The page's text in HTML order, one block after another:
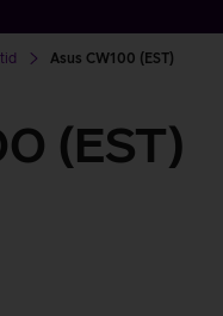
Asus CW100 (EST)
(EST)